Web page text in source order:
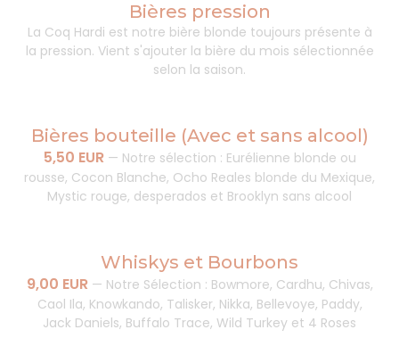
Bières pression
La Coq Hardi est notre bière blonde toujours présente à
la pression. Vient s'ajouter la bière du mois sélectionnée
selon la saison.
Bières bouteille (Avec et sans alcool)
5,50 EUR — Notre sélection : Eurélienne blonde ou
rousse, Cocon Blanche, Ocho Reales blonde du Mexique,
Mystic rouge, desperados et Brooklyn sans alcool
Whiskys et Bourbons
9,00 EUR — Notre Sélection : Bowmore, Cardhu, Chivas,
Caol Ila, Knowkando, Talisker, Nikka, Bellevoye, Paddy,
Jack Daniels, Buffalo Trace, Wild Turkey et 4 Roses